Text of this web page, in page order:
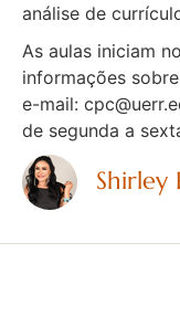
análise de
As aulas iniciam
informações
e-mail:
de segunda a
Shirley